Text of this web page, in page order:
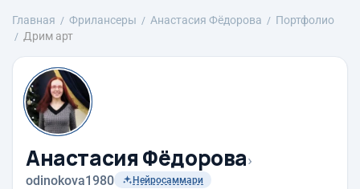
Главная Фрилансеры Анастасия Фёдорова
Портфолио
Дрим арт
Анастасия Фёдорова›
odinokova1980 Нейросаммари